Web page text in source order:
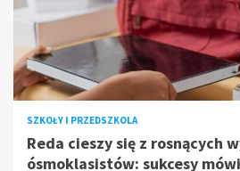
SZKOŁY I PRZEDSZKOLA
Reda cieszy się z rosnących
ósmoklasistów: sukcesy